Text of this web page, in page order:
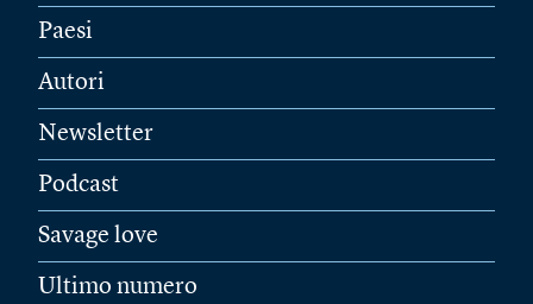
Paesi
Autori
Newsletter
Podcast
Savage love
Ultimo numero